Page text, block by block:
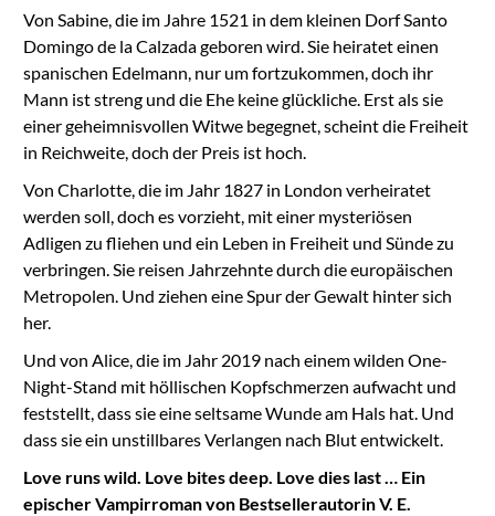
Von Sabine, die im Jahre 1521 in dem kleinen Dorf Santo
Domingo de la Calzada geboren wird. Sie heiratet einen
spanischen Edelmann, nur um fortzukommen, doch ihr
Mann ist streng und die Ehe keine glückliche. Erst als sie
einer geheimnisvollen Witwe begegnet, scheint die Freiheit
in Reichweite, doch der Preis ist hoch.
Von Charlotte, die im Jahr 1827 in London verheiratet
werden soll, doch es vorzieht, mit einer mysteriösen
Adligen zu fliehen und ein Leben in Freiheit und Sünde zu
verbringen. Sie reisen Jahrzehnte durch die europäischen
Metropolen. Und ziehen eine Spur der Gewalt hinter sich
her.
Und von Alice, die im Jahr 2019 nach einem wilden One-
Night-Stand mit höllischen Kopfschmerzen aufwacht und
feststellt, dass sie eine seltsame Wunde am Hals hat. Und
dass sie ein unstillbares Verlangen nach Blut entwickelt.
Love runs wild. Love bites deep. Love dies last … Ein
epischer Vampirroman von Bestsellerautorin V. E.